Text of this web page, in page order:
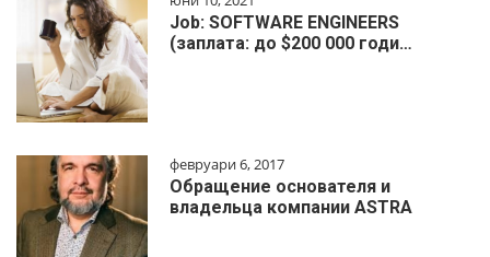
Job: SOFTWARE ENGINEERS
(заплата: до $200 000 годи…
февруари 6, 2017
Обращение основателя и
владельца компании ASTRA